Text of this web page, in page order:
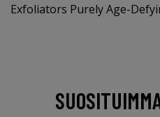
Exfoliators Purely Age-